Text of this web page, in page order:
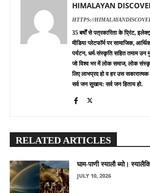
HIMALAYAN
HTTPS://
35 बर्षों से पत्रकारिता के प्रिंट,
मीडिया प्लेटफॉर्म पर सामाजिक,
पर्यटन, धर्म-संस्कृति सहित तमाम उन
जो विश्व भर में लोक समाज, लोक
लिए लाभप्रद हो व हर उस
सर्व जन सुखाय: सर्व जन हिताय हो.
RELATED ARTICLES
घाम-पाणी स्यालौ ब्यो।
JULY 10, 2026